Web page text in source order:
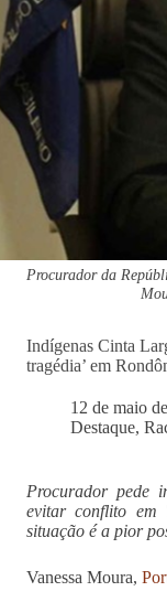
Procurador da
Indígenas Cinta
tragédia’ em
12 de maio
Destaque,
Procurador pede
evitar conflito em
situação é a pior
Vanessa Moura,